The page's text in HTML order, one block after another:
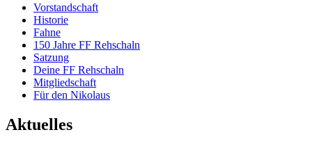
Vorstandschaft
Historie
Fahne
150 Jahre FF Rehschaln
Satzung
Deine FF Rehschaln
Mitgliedschaft
Für den Nikolaus
Aktuelles